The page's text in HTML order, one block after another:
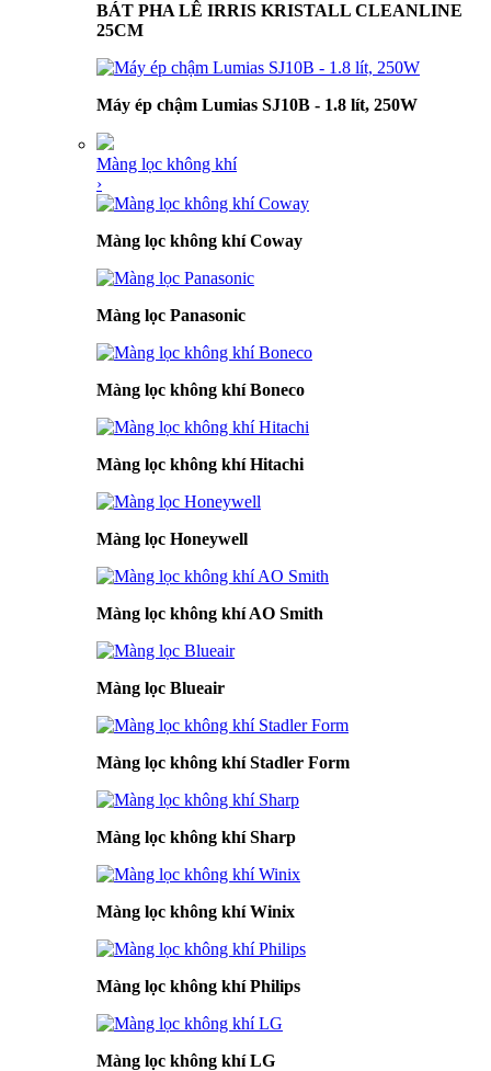
BÁT PHA LÊ IRRIS KRISTALL CLEANLINE
25CM
Máy ép chậm Lumias SJ10B - 1.8 lít, 250W
Màng lọc không khí
›
Màng lọc không khí Coway
Màng lọc Panasonic
Màng lọc không khí Boneco
Màng lọc không khí Hitachi
Màng lọc Honeywell
Màng lọc không khí AO Smith
Màng lọc Blueair
Màng lọc không khí Stadler Form
Màng lọc không khí Sharp
Màng lọc không khí Winix
Màng lọc không khí Philips
Màng lọc không khí LG